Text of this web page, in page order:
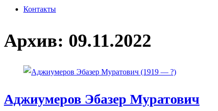
Контакты
Архив: 09.11.2022
Аджиумеров Эбазер Муратович